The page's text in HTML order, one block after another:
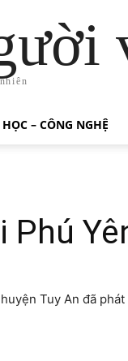
– CÔNG NGHỆ
Phú
Tuy An đã